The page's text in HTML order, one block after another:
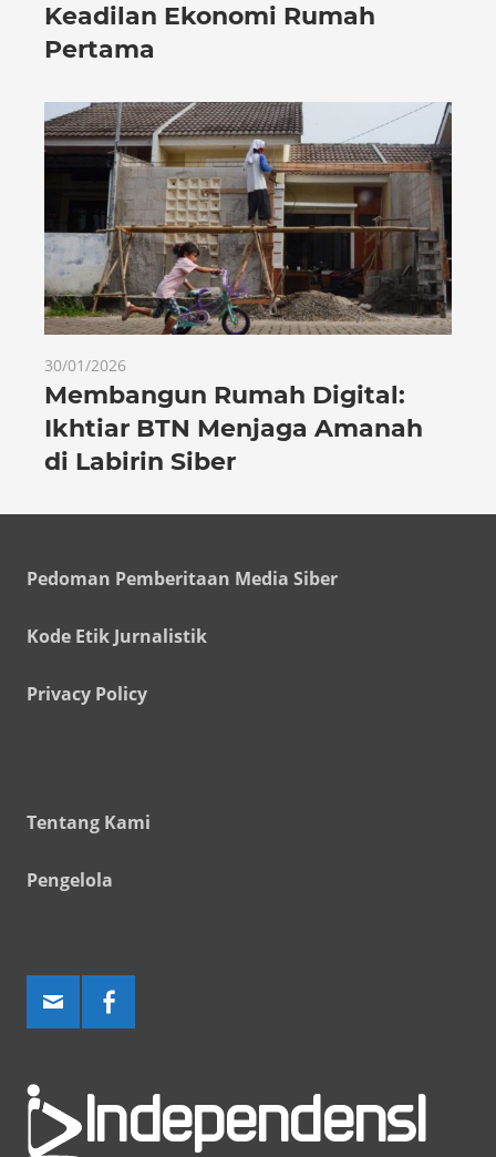
Keadilan Ekonomi Rumah
Pertama
30/01/2026
Membangun Rumah Digital:
Ikhtiar BTN Menjaga Amanah
di Labirin Siber
Pedoman Pemberitaan Media Siber
Kode Etik Jurnalistik
Privacy Policy
Tentang Kami
Pengelola